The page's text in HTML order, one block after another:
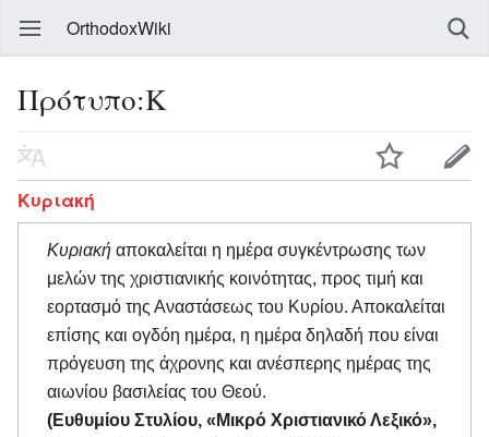
OrthodoxWiki
Πρότυπο:Κ
Κυριακή
Κυριακή αποκαλείται η ημέρα συγκέντρωσης των
μελών της χριστιανικής κοινότητας, προς τιμή και
εορτασμό της Αναστάσεως του Κυρίου. Αποκαλείται
επίσης και ογδόη ημέρα, η ημέρα δηλαδή που είναι
πρόγευση της άχρονης και ανέσπερης ημέρας της
αιωνίου βασιλείας του Θεού.
(Ευθυμίου Στυλίου, «Μικρό Χριστιανικό Λεξικό»,